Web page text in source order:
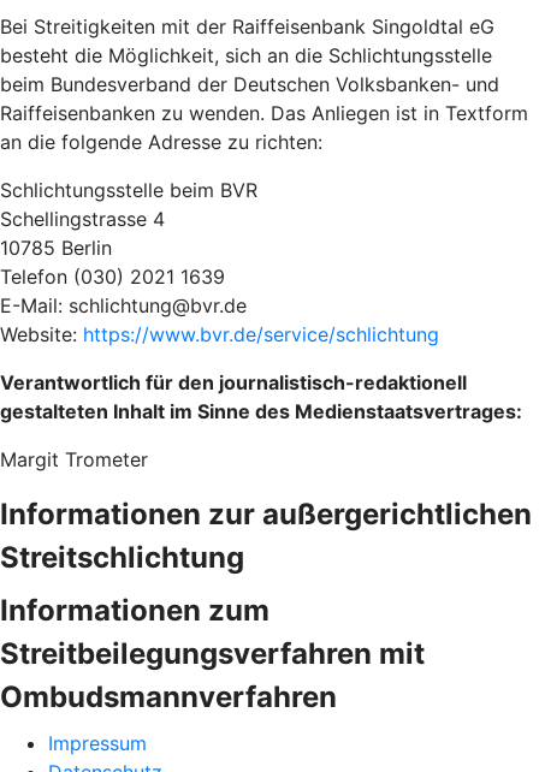
Bei Streitigkeiten mit der Raiffeisenbank Singoldtal eG
besteht die Möglichkeit, sich an die Schlichtungsstelle
beim Bundesverband der Deutschen Volksbanken- und
Raiffeisenbanken zu wenden. Das Anliegen ist in Textform
an die folgende Adresse zu richten:
Schlichtungsstelle beim BVR
Schellingstrasse 4
10785 Berlin
Telefon (030) 2021 1639
E-Mail: schlichtung@bvr.de
Website: https://www.bvr.de/service/schlichtung
Verantwortlich für den journalistisch-redaktionell
gestalteten Inhalt im Sinne des Medienstaatsvertrages:
Margit Trometer
Informationen zur außergerichtlichen
Streitschlichtung
Informationen zum
Streitbeilegungsverfahren mit
Ombudsmannverfahren
Impressum